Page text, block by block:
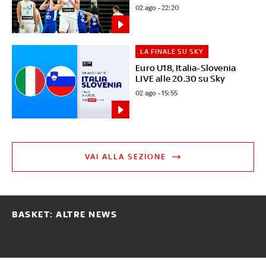
02 ago - 22:20
Euro U18, Italia-Slovenia
LIVE alle 20.30 su Sky
LA FINALE SU SKY
02 ago - 15:55
VAI ALLA SEZIONE
BASKET: ALTRE NEWS